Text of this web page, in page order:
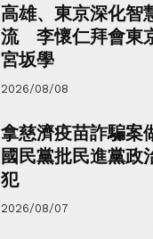
高雄、東京深化智
流 李懷仁拜會東
宮坂學
2026/08/08
拿慈濟疫苗詐騙案
國民黨批民進黨政
犯
2026/08/07